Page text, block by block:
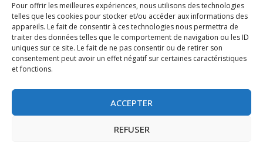
Pour offrir les meilleures expériences, nous utilisons des technologies
telles que les cookies pour stocker et/ou accéder aux informations des
appareils. Le fait de consentir à ces technologies nous permettra de
traiter des données telles que le comportement de navigation ou les ID
uniques sur ce site. Le fait de ne pas consentir ou de retirer son
consentement peut avoir un effet négatif sur certaines caractéristiques
et fonctions.
ACCEPTER
REFUSER
La gazette 2025-2026